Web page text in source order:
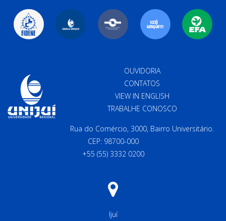
OUVIDORIA
CONTATOS
VIEW IN ENGLISH
TRABALHE CONOSCO
Rua do Comércio, 3000, Bairro Universitário.
CEP: 98700-000
+55 (55) 3332 0200
Ijuí